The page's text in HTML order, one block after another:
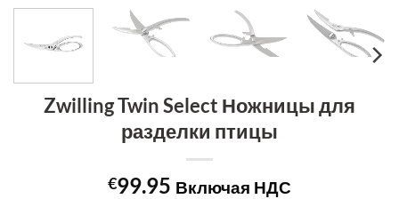
Zwilling Twin Select Ножницы для
разделки птицы
€99.95 Включая НДС